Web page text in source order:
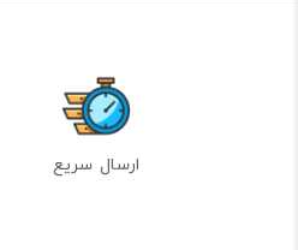
ارسال سریع